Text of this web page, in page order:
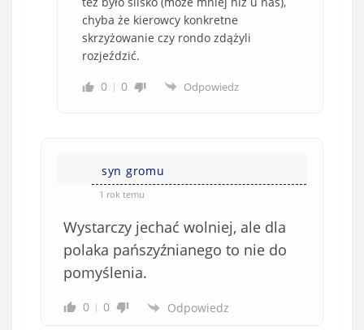
chyba że kierowcy konkretne
skrzyżowanie czy rondo zdążyli
rozjeździć.
0
0 Odpowiedz
syn gromu
1 rok temu
Wystarczy jechać wolniej, ale dla
polaka pańszyźnianego to nie do
pomyślenia.
0 0 Odpowiedz